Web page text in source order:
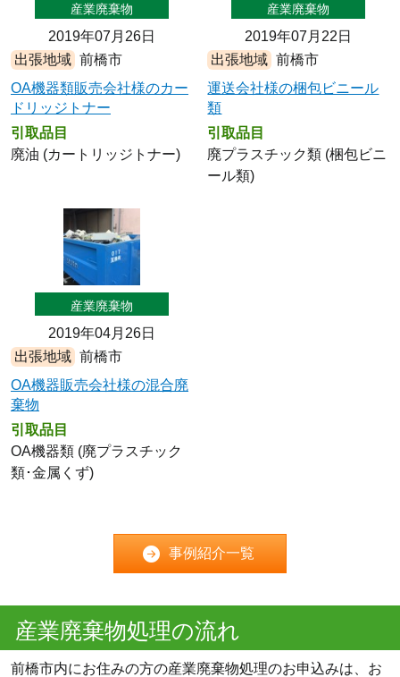
産業廃棄物
2019年07月26日
出張地域 前橋市
OA機器類販売会社様のカー
ドリッジトナー
引取品目
廃油 (カートリッジトナー)
産業廃棄物
2019年07月22日
出張地域 前橋市
運送会社様の梱包ビニール
類
引取品目
廃プラスチック類 (梱包ビニ
ール類)
産業廃棄物
2019年04月26日
出張地域 前橋市
OA機器販売会社様の混合廃
棄物
引取品目
OA機器類 (廃プラスチック
類･金属くず)
事例紹介一覧
産業廃棄物処理の流れ
前橋市内にお住みの方の産業廃棄物処理のお申込みは、お